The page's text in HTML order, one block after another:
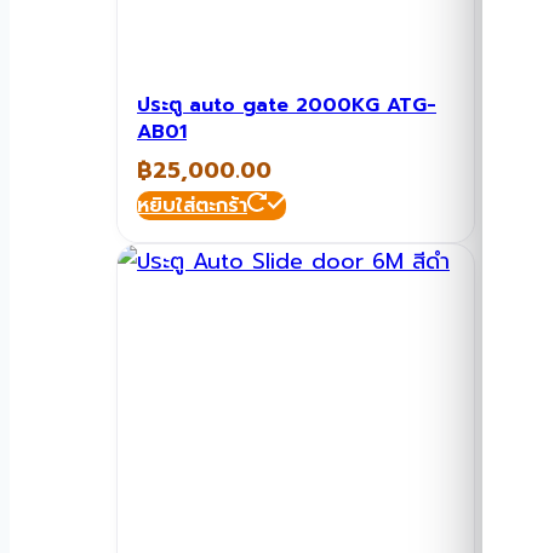
ประตู auto gate 2000KG ATG-
AB01
฿25,000.00
หยิบใส่ตะกร้า